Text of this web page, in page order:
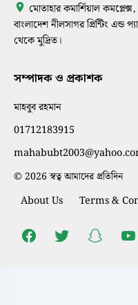
মোতাহার কমার্শিয়াল
বাংলাদেশ নীলসাগর প্রিন্টিং এন্ড
থেকে মুদ্রিত।
সম্পাদক ও প্রকাশক
মাহবুব রহমান
01712183915
© 2026 স্বত্ব আমাদের প্রতিদিন
About Us Terms &